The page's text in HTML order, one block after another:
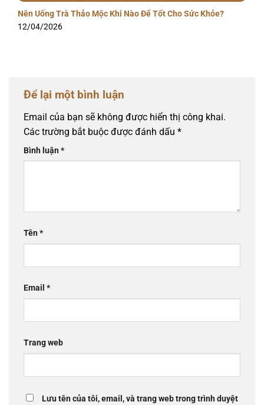
Nên Uống Trà Thảo Mộc Khi Nào Để Tốt Cho Sức Khỏe?
12/04/2026
Để lại một bình luận
Email của bạn sẽ không được hiển thị công khai.
Các trường bắt buộc được đánh dấu *
Bình luận*
Tên*
Email *
Trang web
Lưu tên của tôi, email, và trang web trong trình duyệt